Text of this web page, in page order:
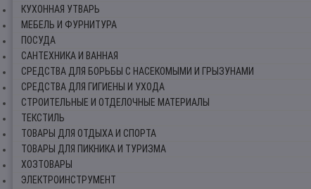
КУХОННАЯ УТВАРЬ
МЕБЕЛЬ И ФУРНИТУРА
ПОСУДА
САНТЕХНИКА И ВАННАЯ
СРЕДСТВА ДЛЯ БОРЬБЫ С НАСЕКОМЫМИ И ГРЫЗУНАМИ
СРЕДСТВА ДЛЯ ГИГИЕНЫ И УХОДА
СТРОИТЕЛЬНЫЕ И ОТДЕЛОЧНЫЕ МАТЕРИАЛЫ
ТЕКСТИЛЬ
ТОВАРЫ ДЛЯ ОТДЫХА И СПОРТА
ТОВАРЫ ДЛЯ ПИКНИКА И ТУРИЗМА
ХОЗТОВАРЫ
ЭЛЕКТРОИНСТРУМЕНТ